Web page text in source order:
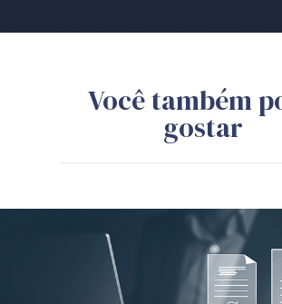
Você também
gostar